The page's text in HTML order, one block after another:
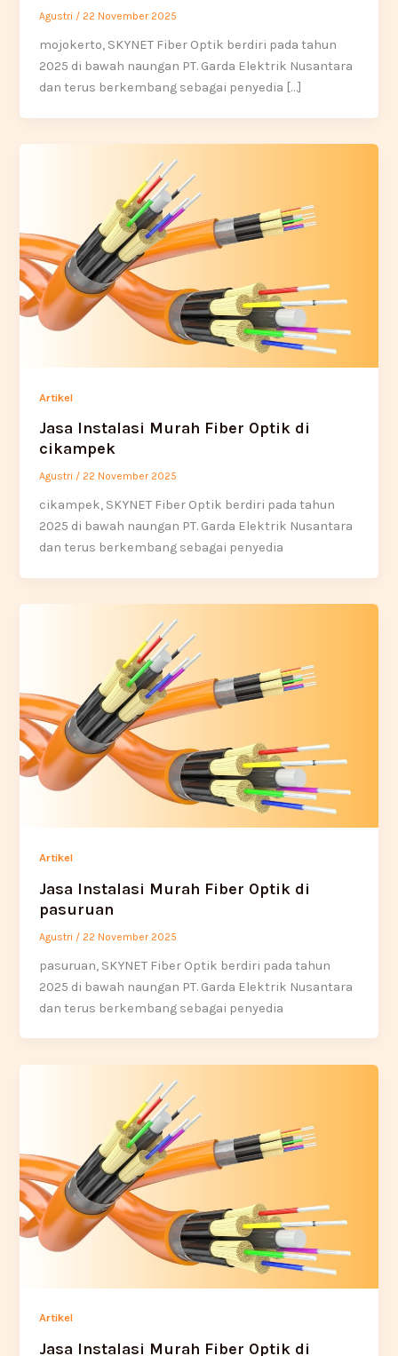
Agustri / 22 November 2025
mojokerto, SKYNET Fiber Optik berdiri pada tahun
2025 di bawah naungan PT. Garda Elektrik Nusantara
dan terus berkembang sebagai penyedia […]
Artikel
Jasa Instalasi Murah Fiber Optik di
cikampek
Agustri / 22 November 2025
cikampek, SKYNET Fiber Optik berdiri pada tahun
2025 di bawah naungan PT. Garda Elektrik Nusantara
dan terus berkembang sebagai penyedia
Artikel
Jasa Instalasi Murah Fiber Optik di
pasuruan
Agustri / 22 November 2025
pasuruan, SKYNET Fiber Optik berdiri pada tahun
2025 di bawah naungan PT. Garda Elektrik Nusantara
dan terus berkembang sebagai penyedia
Artikel
Jasa Instalasi Murah Fiber Optik di